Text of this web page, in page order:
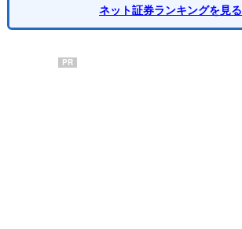
ネット証券ランキングを見る
PR